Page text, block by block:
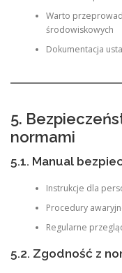
Warto
środowiskowych
Dokumentacja
5.
normami
5.1. Manual
Instrukcje dla
Procedury
Regularne
5.2. Zgodność z